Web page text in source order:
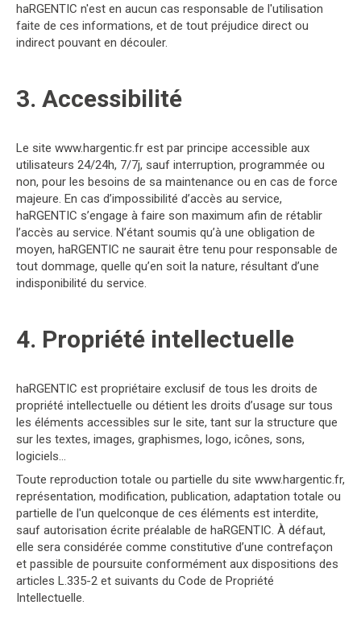
haRGENTIC n'est en aucun cas responsable de l'utilisation
faite de ces informations, et de tout préjudice direct ou
indirect pouvant en découler.
3. Accessibilité
Le site www.hargentic.fr est par principe accessible aux
utilisateurs 24/24h, 7/7j, sauf interruption, programmée ou
non, pour les besoins de sa maintenance ou en cas de force
majeure. En cas d’impossibilité d’accès au service,
haRGENTIC s’engage à faire son maximum afin de rétablir
l’accès au service. N’étant soumis qu’à une obligation de
moyen, haRGENTIC ne saurait être tenu pour responsable de
tout dommage, quelle qu’en soit la nature, résultant d’une
indisponibilité du service.
4. Propriété intellectuelle
haRGENTIC est propriétaire exclusif de tous les droits de
propriété intellectuelle ou détient les droits d’usage sur tous
les éléments accessibles sur le site, tant sur la structure que
sur les textes, images, graphismes, logo, icônes, sons,
logiciels…
Toute reproduction totale ou partielle du site www.hargentic.fr,
représentation, modification, publication, adaptation totale ou
partielle de l'un quelconque de ces éléments est interdite,
sauf autorisation écrite préalable de haRGENTIC. À défaut,
elle sera considérée comme constitutive d’une contrefaçon
et passible de poursuite conformément aux dispositions des
articles L.335-2 et suivants du Code de Propriété
Intellectuelle.